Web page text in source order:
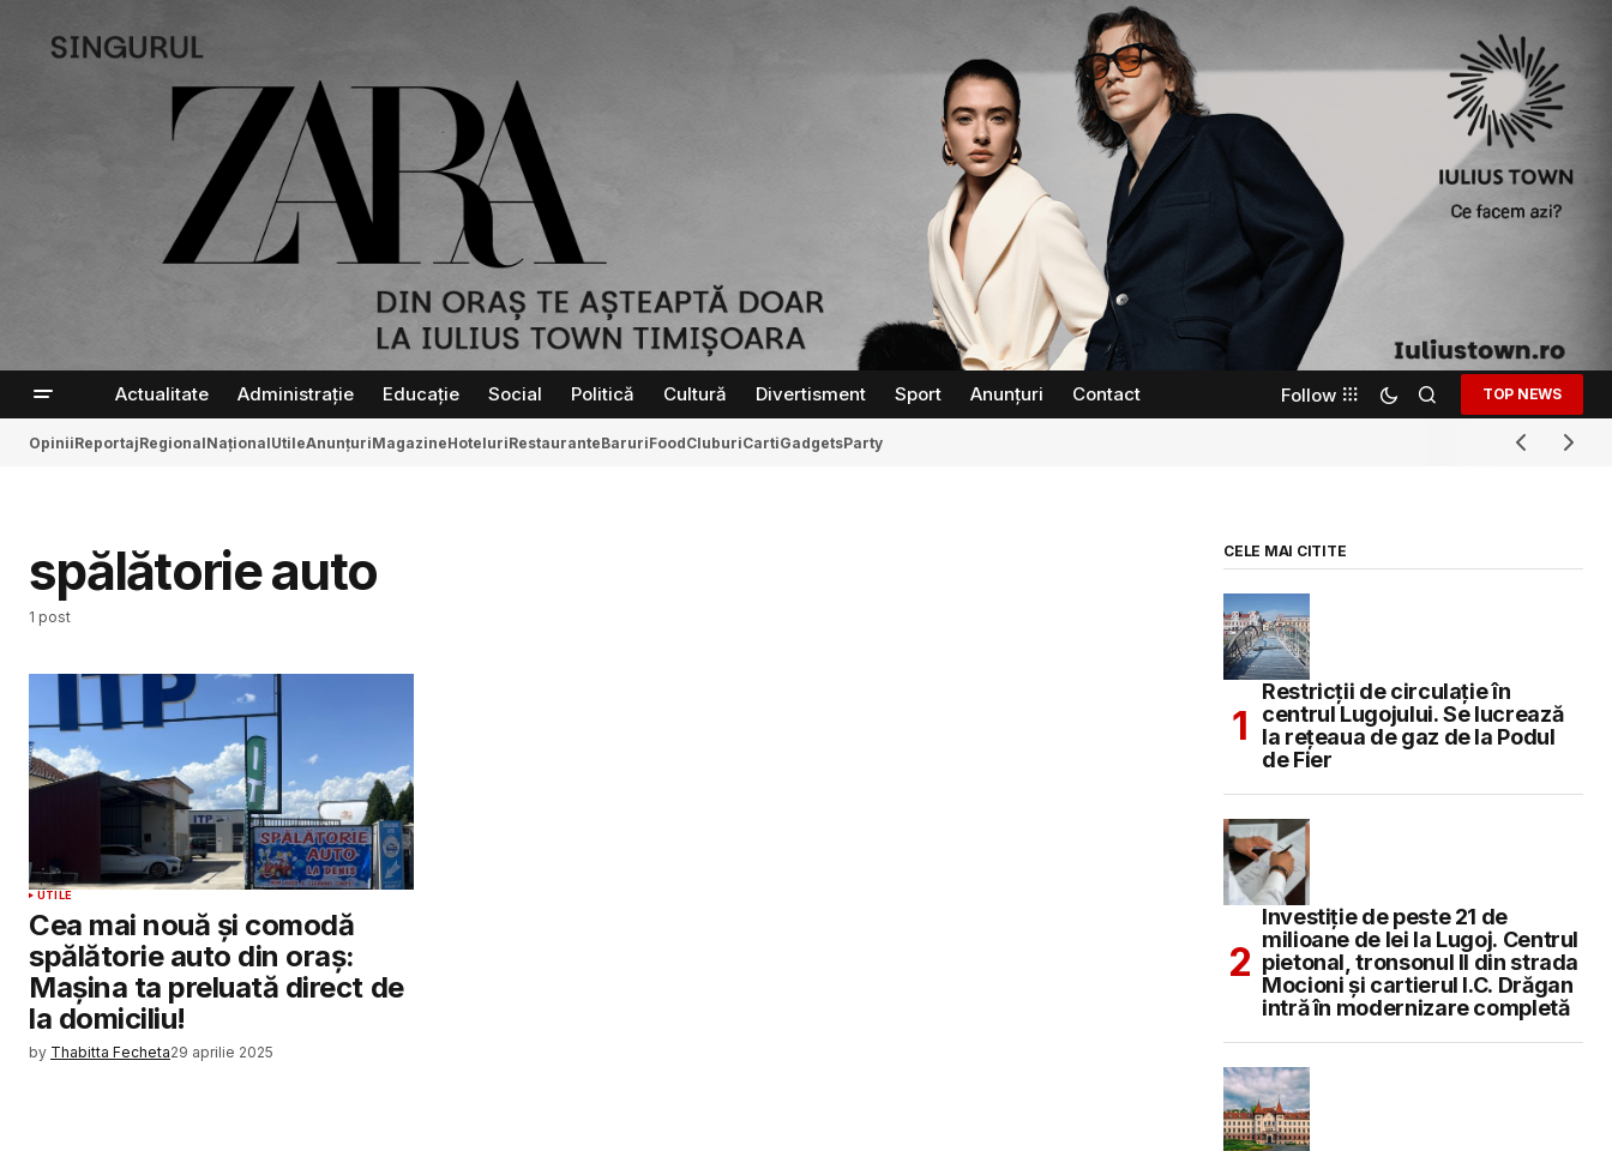
Actualitate Administrație Educație Social Politică Cultură Divertisment Sport Anunțuri Contact Follow TOP NEWS
OpiniiReportajRegionalNaționalUtileAnunțuriMagazineHoteluriRestauranteBaruriFoodCluburiCartiGadgetsParty
spălătorie auto
1 post
UTILE
Cea mai nouă și comodă
spălătorie auto din oraș:
Mașina ta preluată direct de
la domiciliu!
by Thabitta Fecheta29 aprilie 2025
CELE MAI CITITE
Restricții de circulație în
centrul Lugojului. Se lucrează
la rețeaua de gaz de la Podul
de Fier
Investiție de peste 21 de
milioane de lei la Lugoj. Centrul
pietonal, tronsonul II din strada
Mocioni și cartierul I.C. Drăgan
intră în modernizare completă